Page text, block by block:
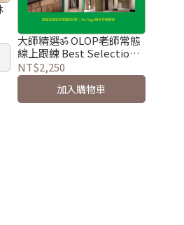
大師精選ॐ OLOP老師常態
線上跟練 Best Selection
OLOP Iyengar Yoga Online
Practice Series
NT$2,250
加入購物車